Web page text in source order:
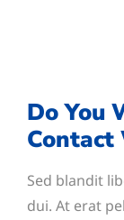
Do You
Contact
Sed blandit
dui. At erat